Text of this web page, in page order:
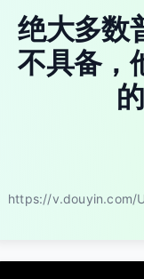
绝大多数
不具备，
https://v.douyin.com/